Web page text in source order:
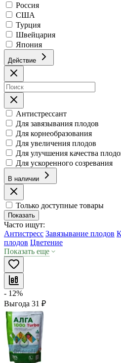
Россия
США
Турция
Швейцария
Япония
Действие
Антистрессант
Для завязывания плодов
Для корнеобразования
Для увеличения плодов
Для улучшения качества
Для ускоренного созревания
В наличии
Только доступные товары
Показать
Часто ищут:
Антистресс Завязывание плодов
плодов Цветение
Показать еще
- 12%
Выгода 31 ₽